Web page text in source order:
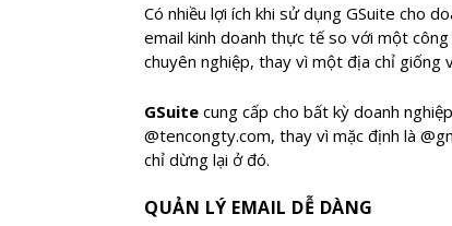
Có nhiều lợi ích khi sử dụng GSuite cho
email kinh doanh thực tế so với một
chuyên nghiệp, thay vì một địa chỉ giống
GSuite cung cấp cho bất kỳ doanh
@tencongty.com, thay vì mặc định là
chỉ dừng lại ở đó.
QUẢN LÝ EMAIL DỄ DÀNG